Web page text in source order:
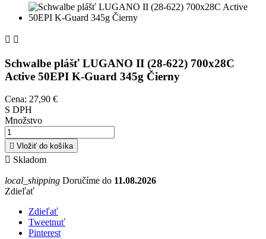
 
Schwalbe plášť LUGANO II (28-622) 700x28C
Active 50EPI K-Guard 345g Čierny
Cena: 27,90 €
S DPH
Množstvo
 Vložiť do košíka
 Skladom
local_shipping Doručíme do 11.08.2026
Zdieľať
Zdieľať
Tweetnuť
Pinterest